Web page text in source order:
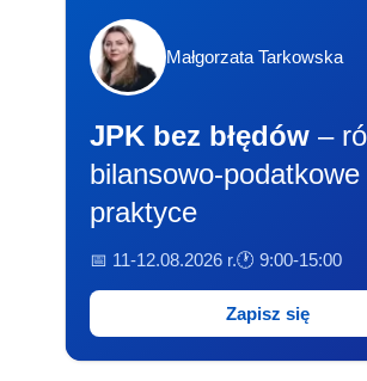
Małgorzata Tarkowska
JPK bez błędów –
bilansowo-podatkowe
praktyce
📅 11-12.08.2026 r.🕐 9:00-15:00
Zapisz się